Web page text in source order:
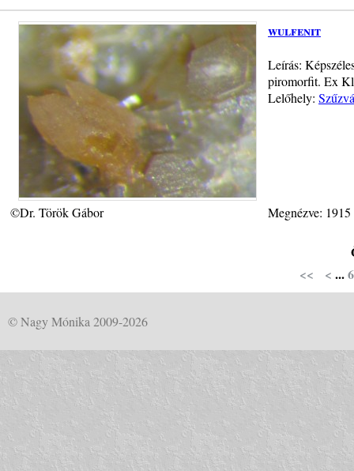
wulfenit
Leírás:
piromorfit. Ex
Lelőhely:
©Dr. Török Gábor Megnézve:
<<
< ...6
© Nagy Mónika 2009-2026